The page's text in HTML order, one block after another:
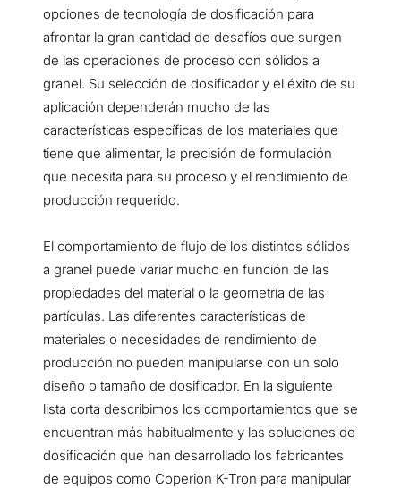
opciones de tecnología de dosificación para
afrontar la gran cantidad de desafíos que surgen
de las operaciones de proceso con sólidos a
granel. Su selección de dosificador y el éxito de su
aplicación dependerán mucho de las
características específicas de los materiales que
tiene que alimentar, la precisión de formulación
que necesita para su proceso y el rendimiento de
producción requerido.
El comportamiento de flujo de los distintos sólidos
a granel puede variar mucho en función de las
propiedades del material o la geometría de las
partículas. Las diferentes características de
materiales o necesidades de rendimiento de
producción no pueden manipularse con un solo
diseño o tamaño de dosificador. En la siguiente
lista corta describimos los comportamientos que se
encuentran más habitualmente y las soluciones de
dosificación que han desarrollado los fabricantes
de equipos como Coperion K-Tron para manipular